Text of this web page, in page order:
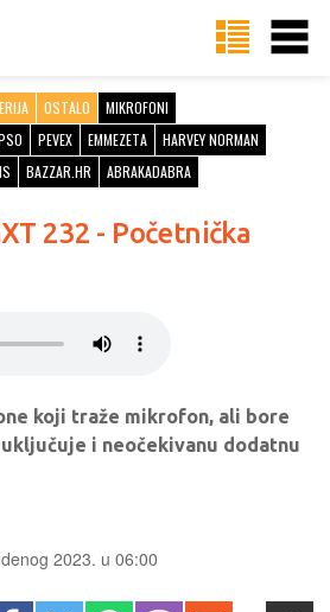
OSTALO
MIKROFONI
PEVEX EMMEZETA
HARVEY NORMAN
BAZZAR.HR ABRAKADABRA
232 - Početnička
koji traže mikrofon, ali bore
i neočekivanu dodatnu
2023. u 06:00